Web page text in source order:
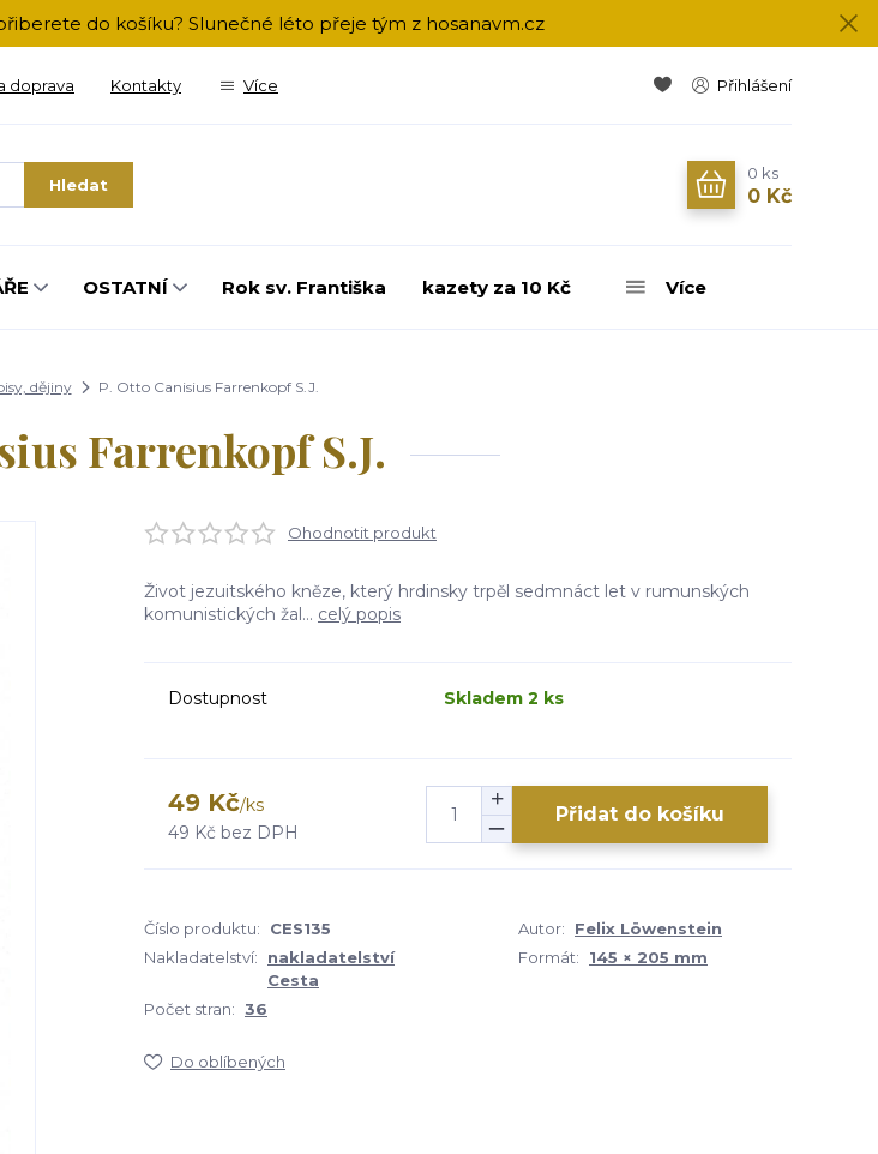
do košíku? Slunečné léto přeje tým z hosanavm.cz
doprava Kontakty Více Přihlášení
Hledat
0 ks
0 Kč
OSTATNÍ Rok sv. Františka kazety za 10 Kč Více
dějiny P. Otto Canisius Farrenkopf S.J.
Farrenkopf S.J.
Ohodnotit produkt
Život jezuitského kněze, který hrdinsky trpěl sedmnáct let v rumunských
komunistických žal... celý popis
Dostupnost Skladem 2 ks
49 Kč/ks
49 Kč bez DPH
Přidat do košíku
Číslo produktu: CES135 Autor:
Felix Löwenstein
Nakladatelství:
nakladatelství
Cesta
Formát: 145 × 205 mm
Počet stran: 36
Do oblíbených